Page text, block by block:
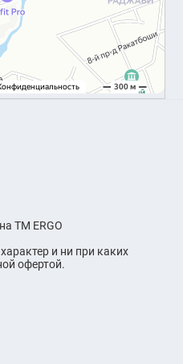
ТМ ERGO
и ни при каких
офертой.